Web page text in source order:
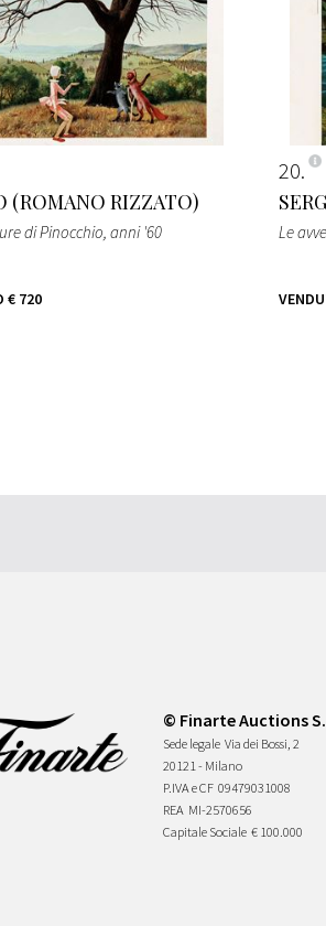
(ROMANO RIZZATO)
di Pinocchio, anni '60
€ 720
20
Le
© Finarte Auctions
Sede legale Via dei Bossi, 2
20121 - Milano
P.IVA e CF 09479031008
REA MI-2570656
Capitale Sociale € 100.000